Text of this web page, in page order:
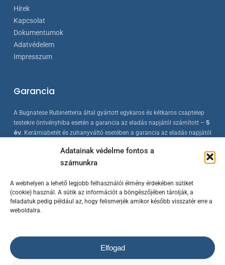
Adatainak védelme fontos a
számunkra
A webhelyen a lehető legjobb felhasználói élmény érdekében sütiket
(cookie) használ. A sütik az információt a böngészőjében tárolják, a
feladatuk pedig például az, hogy felismerjék amikor később visszatér erre a
weboldalra.
Elfogad
Hírek
Kapcsolat
Dokumentumok
Adatvédelem
Impresszum
Garancia
A Bugnatese Rubinetteria által gyártott egykaros és kétkaros csaptelep
testekre öntvényhiba esetén a garancia az eladás napjától számított – 5
év. Kerámiabetét és zuhanyváltó esetében a garancia az eladás napjától
szabványokkal összhangban készülnek, folyamatos minőség-ellenőrzés
© 2023 Bugnatese Hungary Kft.– bugnatese.hu/ Készítette aRowww